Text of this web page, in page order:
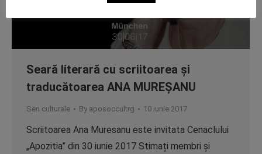
Seară literară cu scriitoarea și
traducătoarea ANA MUREȘANU
Seri culturale By aposoccultrg 10 iunie 2017
Scriitoarea Ana Muresanu este invitata Cenaclului
„Apozitia” din 30 iunie 2017 Stimați membri și